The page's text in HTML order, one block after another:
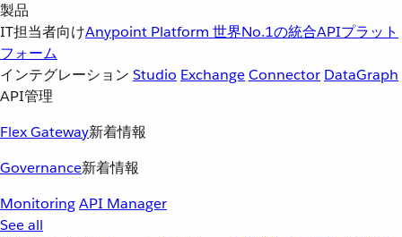
製品
IT担当者向けAnypoint Platform 世界No.1の統合APIプラット
フォーム
インテグレーション Studio ExchangeConnector DataGraph
API管理
Flex Gateway新着情報
Governance新着情報
MonitoringAPI Manager
See all